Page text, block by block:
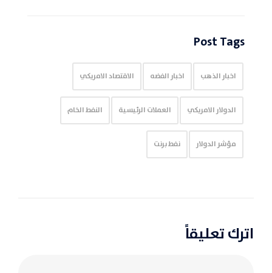
Post Tags
اخبار الذهب اخبار الفضه الاقتصاد الامريكي
الدولار الامريكي العملات الرئيسية النفط الخام
مؤشر الدولار نفط برنت
اترك تعليقاً